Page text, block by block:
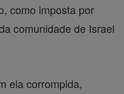
como imposta por
comunidade de Israel
ela corrompida,